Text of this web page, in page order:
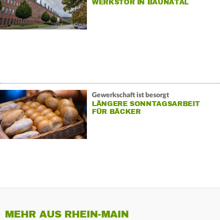
WERKSTOR IN BAUNATAL
Gewerkschaft ist besorgt
LÄNGERE SONNTAGSARBEIT
FÜR BÄCKER
MEHR AUS RHEIN-MAIN